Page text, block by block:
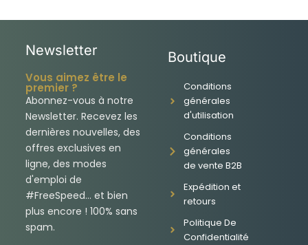
Newsletter
Vous aimez être le
premier ?
Abonnez-vous à notre
Newsletter. Recevez les
dernières nouvelles, des
offres exclusives en
ligne, des modes
d'emploi de
#FreeSpeed... et bien
plus encore ! 100% sans
spam.
Boutique
Conditions
générales
d'utilisation
Conditions
générales
de vente B2B
Expédition et
retours
Politique De
Confidentialité